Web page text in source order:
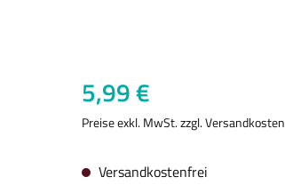
Regulärer Preis:
5,99 €
Preise exkl. MwSt. zzgl. Versandkosten
Versandkostenfrei